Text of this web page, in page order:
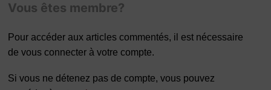
Vous êtes membre?
Pour accéder aux articles commentés, il est nécessaire
de vous connecter à votre compte.
Si vous ne détenez pas de compte, vous pouvez